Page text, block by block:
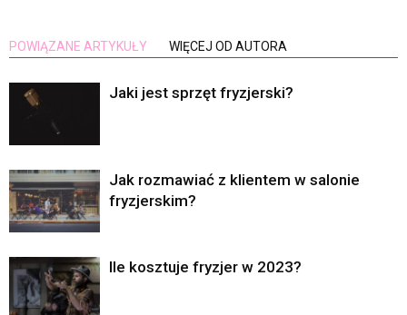
POWIĄZANE ARTYKUŁY WIĘCEJ OD AUTORA
Jaki jest sprzęt fryzjerski?
Jak rozmawiać z klientem w salonie
fryzjerskim?
Ile kosztuje fryzjer w 2023?